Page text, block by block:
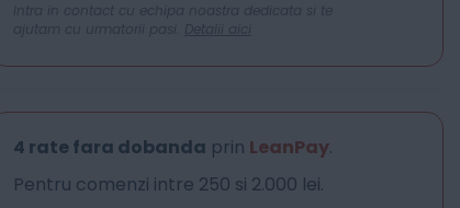
Intra in contact cu echipa noastra dedicata si te
ajutam cu urmatorii pasi. Detalii aici
4 rate fara dobanda prin LeanPay.
Pentru comenzi intre 250 si 2.000 lei.